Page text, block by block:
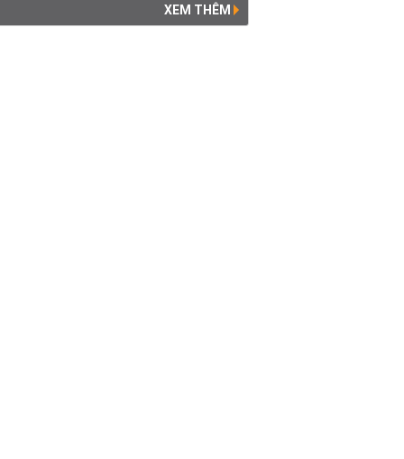
XEM THÊM